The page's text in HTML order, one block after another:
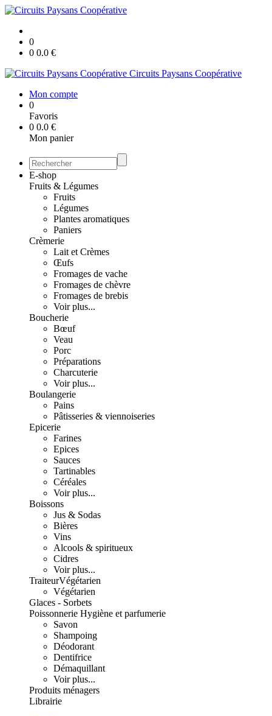
0
0 0.0 €
Circuits Paysans Coopérative
Mon compte
0
Favoris
0 0.0 €
Mon panier
E-shop
Fruits & Légumes
Fruits
Légumes
Plantes aromatiques
Paniers
Crèmerie
Lait et Crèmes
Œufs
Fromages de vache
Fromages de chèvre
Fromages de brebis
Voir plus...
Boucherie
Bœuf
Veau
Porc
Préparations
Charcuterie
Voir plus...
Boulangerie
Pains
Pâtisseries & viennoiseries
Epicerie
Farines
Epices
Sauces
Tartinables
Céréales
Voir plus...
Boissons
Jus & Sodas
Bières
Vins
Alcools & spiritueux
Cidres
Voir plus...
TraiteurVégétarien
Végétarien
Glaces - Sorbets
Poissonnerie Hygiène et parfumerie
Savon
Shampoing
Déodorant
Dentifrice
Démaquillant
Voir plus...
Produits ménagers
Librairie